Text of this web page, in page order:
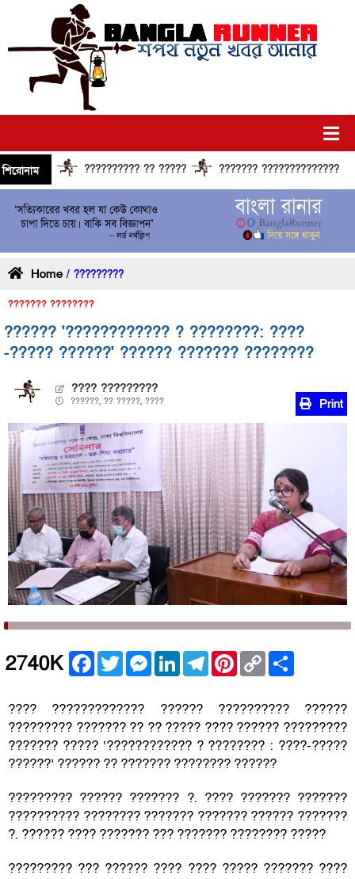
শিরোনাম ?????????? ?? ????? ??????? ??????????????
Home / ?????????
??????? ????????
?????? '???????????? ? ????????: ????
-????? ??????' ?????? ??????? ????????
???? ?????????
??????, ?? ?????, ???? Print
2740K Facebook
TwitterMessenger
LinkedInTelegramPinterest
Copy
Link
???? ????????????? ?????? ?????????? ??????
????????? ??????? ?? ?? ????? ???? ?????? ?????????
??????? ????? ‘???????????? ? ???????? : ????-?????
??????’ ?????? ?? ??????? ???????? ??????
????????? ?????? ??????? ?. ???? ??????? ???????
?????????? ???????? ??????? ??????? ?????? ???????
?. ?????? ???? ??????? ??? ??????? ???????? ?????
????????? ??? ?????? ???? ???? ????? ??????? ????